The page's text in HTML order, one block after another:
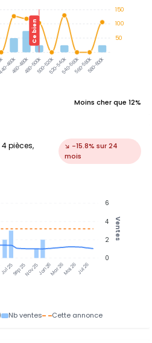
460k
460-480k480-500k500-520k520-540k540-560k560-580k580-600k
Ce bien
150
100
50
Moins cher que 12%
pièces,
↘ -15.8% sur 24
mois
Jul 25Sep 25Nov 25Jan 26Mar 26Mai 26Jul 26
6
4
2
0
Ventes
Nb ventes Cette annonce